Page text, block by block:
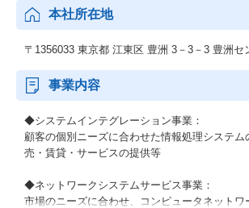
本社所在地
〒1356033 東京都 江東区 豊洲 3－3－3 豊洲セ
事業内容
◆システムインテグレーション事業：
顧客の個別ニーズに合わせた情報処理システム
売・賃貸・サービスの提供等
◆ネットワークシステムサービス事業：
市場のニーズに合わせ、コンピュータネットワ